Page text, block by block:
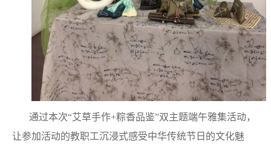
通过本次“艾草手作+粽香品鉴”双主题端午雅集活动，
让参加活动的教职工沉浸式感受中华传统节日的文化魅